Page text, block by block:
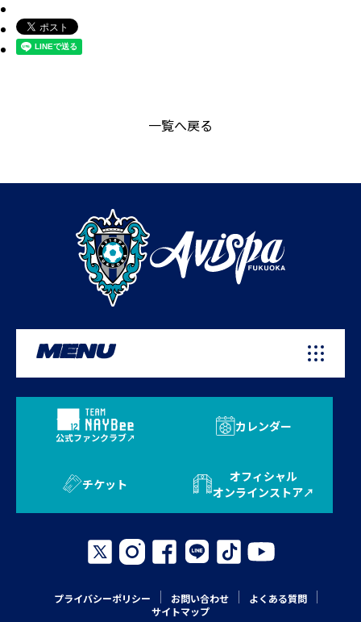
一覧へ戻る
MENU
公式ファンクラブ
カレンダー
チケット
オフィシャル
オンラインストア
プライバシーポリシー お問い合わせ
よくある質問
サイトマップ